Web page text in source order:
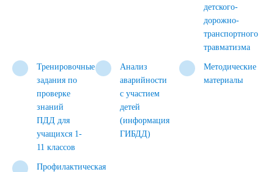
детского-
дорожно-
транспортного
травматизма
Тренировочные
задания по
проверке
знаний
ПДД для
учащихся 1-
11 классов
Анализ
аварийности
с участием
детей
(информация
ГИБДД)
Методические
материалы
Профилактическая